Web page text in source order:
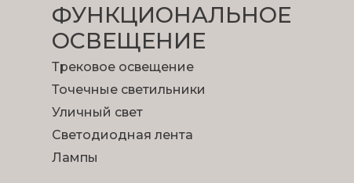
ФУНКЦИОНА­ЛЬНОЕ
ОСВЕЩЕНИЕ
Трековое освещение
Точечные светильники
Уличный свет
Светодиодная лента
Лампы